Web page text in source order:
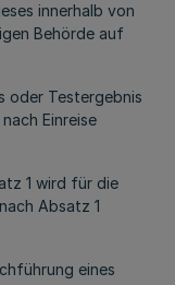
innerhalb von
Behörde auf
oder Testergebnis
Einreise
1 wird für die
Absatz 1
eines